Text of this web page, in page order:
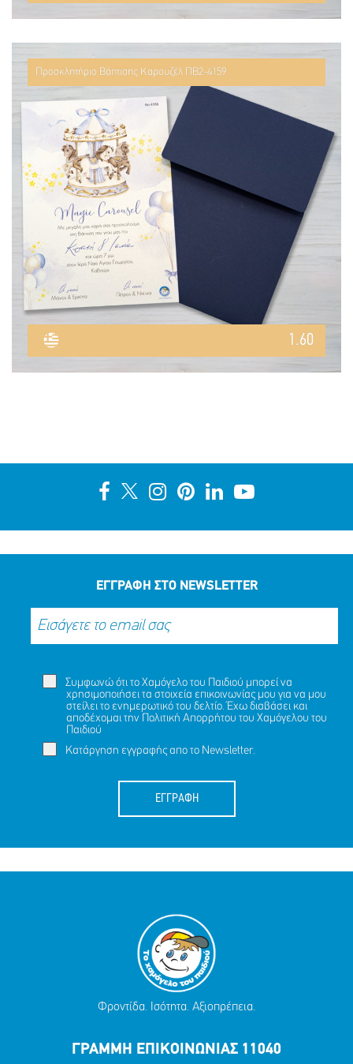
Προσκλητήριο Βάπτισης Καρουζέλ ΠΒ2-4159
1.60
ΕΓΓΡΑΦΗ ΣΤΟ NEWSLETTER
Συμφωνώ ότι το Χαμόγελο του Παιδιού μπορεί να
χρησιμοποιήσει τα στοιχεία επικοινωνίας μου για να μου
στείλει το ενημερωτικό του δελτίο. Έχω διαβάσει και
αποδέχομαι την Πολιτική Απορρήτου του Χαμόγελου του
Παιδιού
Κατάργηση εγγραφής απο το Newsletter.
ΕΓΓΡΑΦΗ
Φροντίδα. Ισότητα. Αξιοπρέπεια.
ΓΡΑΜΜΗ ΕΠΙΚΟΙΝΩΝΙΑΣ 11040